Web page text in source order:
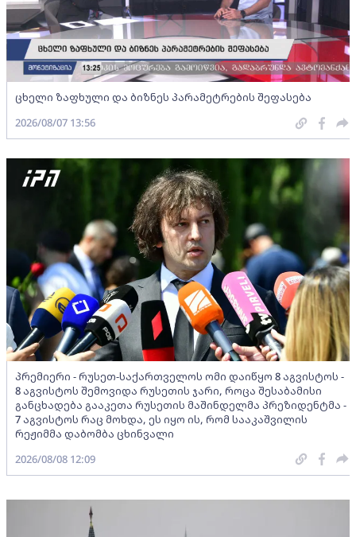
ცხელი ზაფხული და ბიზნეს პარამეტრების შეფასება
2026/08/07 13:56
პრემიერი - რუსეთ-საქართველოს ომი დაიწყო 8 აგვისტოს -
8 აგვისტოს შემოვიდა რუსეთის ჯარი, როცა შესაბამისი
განცხადება გააკეთა რუსეთის მაშინდელმა პრეზიდენტმა -
7 აგვისტოს რაც მოხდა, ეს იყო ის, რომ სააკაშვილის
რეჟიმმა დაბომბა ცხინვალი
2026/08/08 12:09